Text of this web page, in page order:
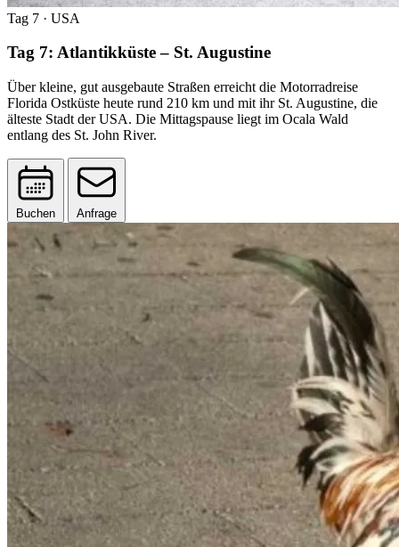
Tag 7 · USA
Tag 7: Atlantikküste – St. Augustine
Über kleine, gut ausgebaute Straßen erreicht die Motorradreise
Florida Ostküste heute rund 210 km und mit ihr St. Augustine, die
älteste Stadt der USA. Die Mittagspause liegt im Ocala Wald
entlang des St. John River.
Buchen Anfrage